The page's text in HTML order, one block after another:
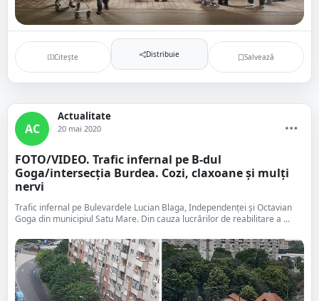
Citește Distribuie Salvează
AC
Actualitate
20 mai 2020
FOTO/VIDEO. Trafic infernal pe B-dul
Goga/intersecția Burdea. Cozi, claxoane și mulți
nervi
Trafic infernal pe Bulevardele Lucian Blaga, Independenței și Octavian
Goga din municipiul Satu Mare. Din cauza lucrărilor de reabilitare a ...